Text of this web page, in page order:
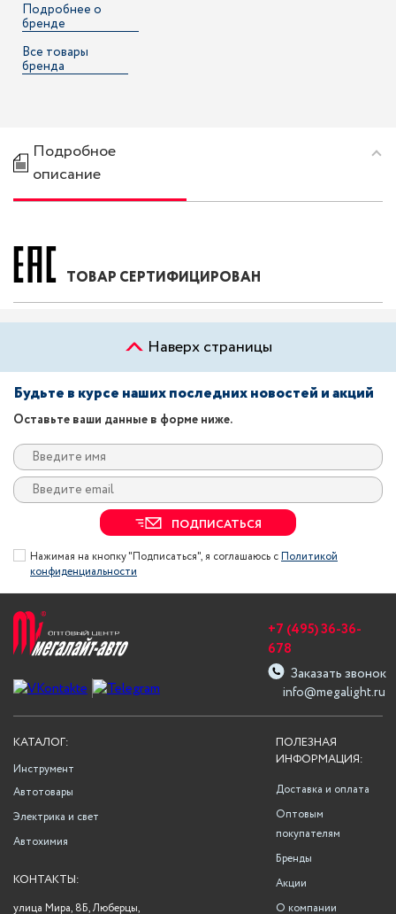
Подробнее о
бренде
Все товары
бренда
Подробное
описание
ТОВАР СЕРТИФИЦИРОВАН
Наверх страницы
Будьте в курсе наших последних новостей и акций
Оставьте ваши данные в форме ниже.
ПОДПИСАТЬСЯ
Нажимая на кнопку "Подписаться", я соглашаюсь сПолитикой
конфиденциальности
info@megalight.ru
+7 (495) 36-36-
678
Заказать звонок
ПОЛЕЗНАЯ
ИНФОРМАЦИЯ:
Доставка и оплата
Оптовым
покупателям
Бренды
Акции
О компании
КАТАЛОГ:
Инструмент
Автотовары
Электрика и свет
Автохимия
КОНТАКТЫ:
улица Мира, 8Б, Люберцы,